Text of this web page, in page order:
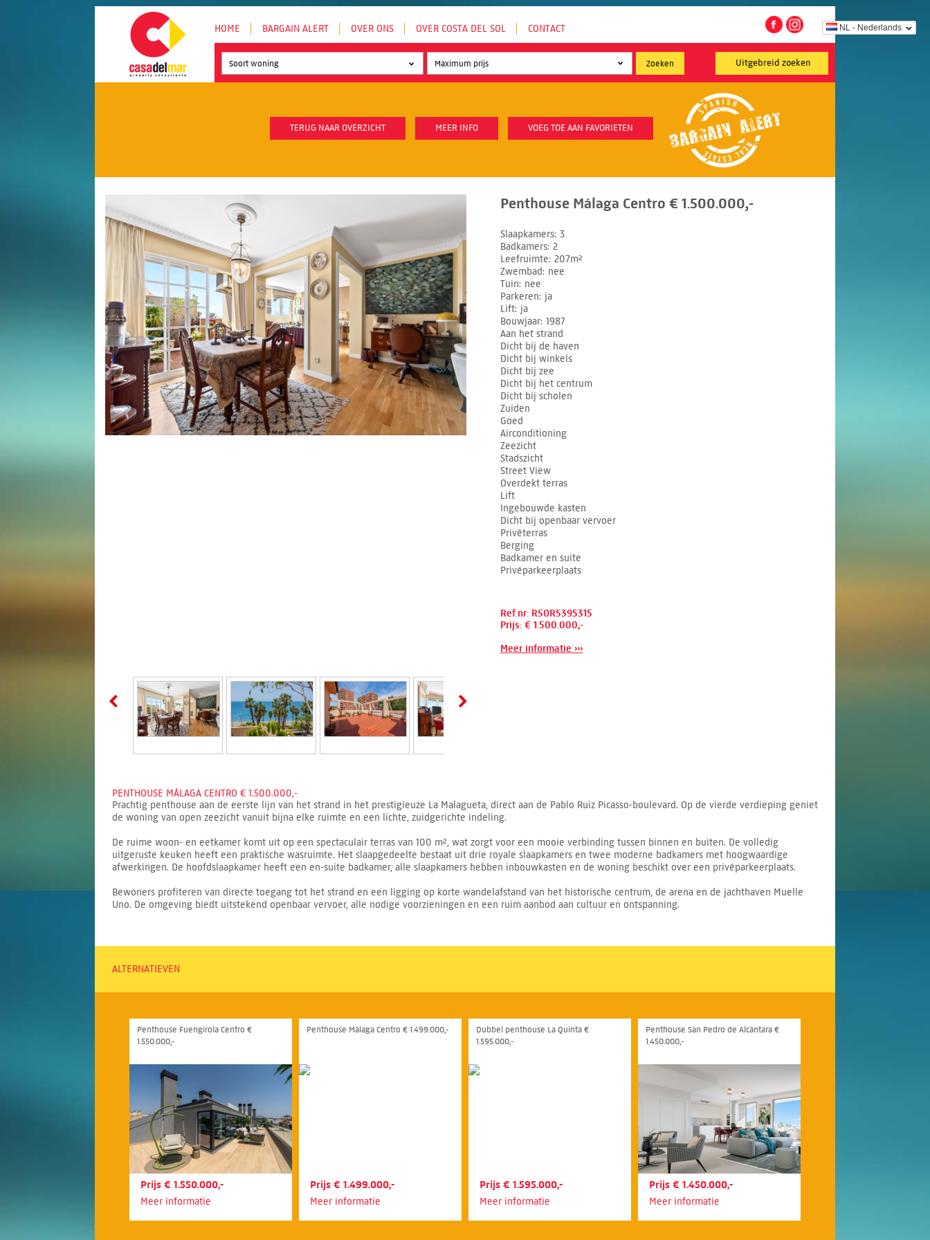
NL - Nederlands
HOME BARGAIN ALERT OVER ONS OVER COSTA DEL SOL CONTACT
Uitgebreid zoeken
Soort woning
TERUG NAAR OVERZICHT MEER INFO VOEG TOE AAN FAVORIETEN
Penthouse Málaga Centro € 1.500.000,-
Slaapkamers 3
Badkamers 2
Leefruimte 207m²
Zwembad
nee
Tuin nee
Parkeren ja
Lift ja
Bouwjaar 1987
Aan het strand
Dicht bij de haven
Dicht bij winkels
Dicht bij zee
Dicht bij het centrum
Dicht bij scholen
Zuiden
Goed
Airconditioning
Zeezicht
Stadszicht
Street View
Overdekt terras
Lift
Ingebouwde kasten
Dicht bij openbaar vervoer
Privéterras
Berging
Badkamer en suite
Privéparkeerplaats
Ref.nr: RSOR5395315
Prijs: € 1.500.000,-
Meer informatie ›››
PENTHOUSE MÁLAGA CENTRO € 1.500.000,-
Prachtig penthouse aan de eerste lijn van het strand in het prestigieuze La Malagueta, direct aan de Pablo Ruiz Picasso-boulevard. Op de vierde verdieping geniet
de woning van open zeezicht vanuit bijna elke ruimte en een lichte, zuidgerichte indeling.
De ruime woon- en eetkamer komt uit op een spectaculair terras van 100 m², wat zorgt voor een mooie verbinding tussen binnen en buiten. De volledig
uitgeruste keuken heeft een praktische wasruimte. Het slaapgedeelte bestaat uit drie royale slaapkamers en twee moderne badkamers met hoogwaardige
afwerkingen. De hoofdslaapkamer heeft een en-suite badkamer, alle slaapkamers hebben inbouwkasten en de woning beschikt over een privéparkeerplaats.
Bewoners profiteren van directe toegang tot het strand en een ligging op korte wandelafstand van het historische centrum, de arena en de jachthaven Muelle
Uno. De omgeving biedt uitstekend openbaar vervoer, alle nodige voorzieningen en een ruim aanbod aan cultuur en ontspanning.
ALTERNATIEVEN
Penthouse Fuengirola Centro €
1.550.000,-
Prijs € 1.550.000,-
Meer informatie
Penthouse Málaga Centro € 1.499.000,-
Prijs € 1.499.000,-
Meer informatie
Dubbel penthouse La Quinta €
1.595.000,-
Prijs € 1.595.000,-
Meer informatie
Penthouse San Pedro de Alcántara €
1.450.000,-
Prijs € 1.450.000,-
Meer informatie